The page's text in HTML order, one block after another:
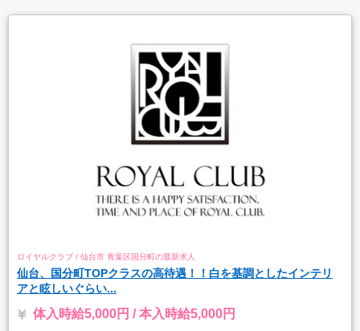
ロイヤルクラブ / 仙台市 青葉区国分町の最新求人
仙台、国分町TOPクラスの高待遇！！白を基調としたインテリ
アと眩しいぐらい...
体入時給5,000円 / 本入時給5,000円